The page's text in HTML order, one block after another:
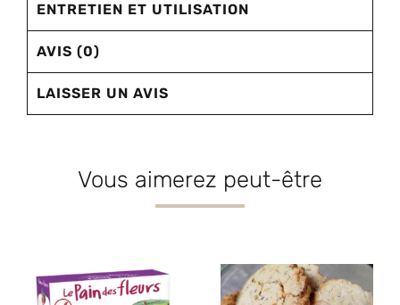
ENTRETIEN ET UTILISATION
AVIS (0)
LAISSER UN AVIS
Vous aimerez peut-être